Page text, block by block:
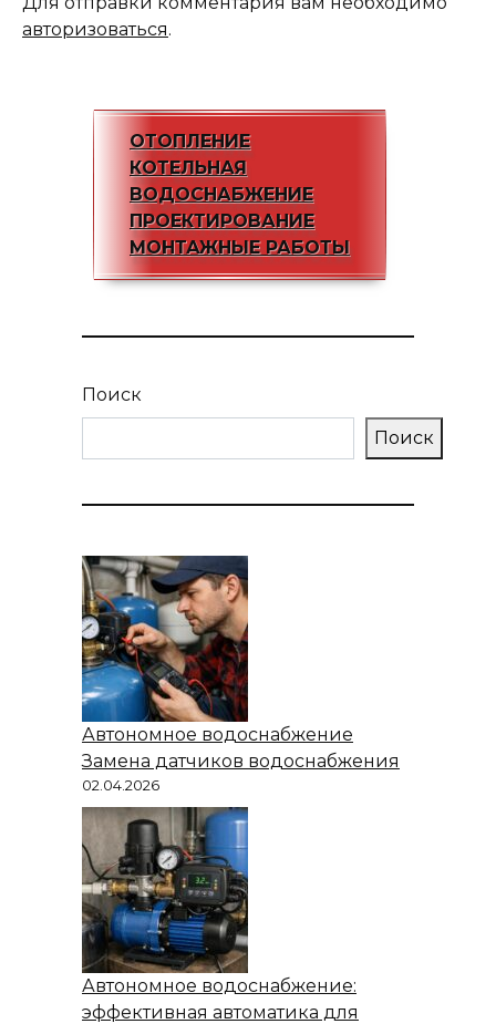
авторизоваться.
ОТОПЛЕНИЕ
КОТЕЛЬНАЯ
ВОДОСНАБЖЕНИЕ
ПРОЕКТИРОВАНИЕ
МОНТАЖНЫЕ РАБОТЫ
Поиск
Поиск
Автономное водоснабжение
Замена датчиков водоснабжения
02.04.2026
Автономное водоснабжение:
эффективная автоматика для